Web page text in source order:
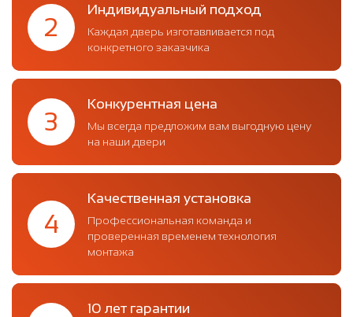
2
Индивидуальный подход
Каждая дверь изготавливается под
конкретного заказчика
3
Конкурентная цена
Мы всегда предложим вам выгодную цену
на наши двери
4
Качественная установка
Профессиональная команда и
проверенная временем технология
монтажа
10 лет гарантии